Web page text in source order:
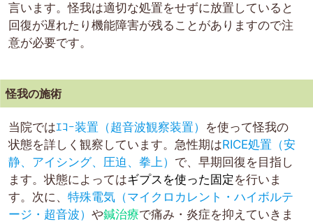
言います。怪我は適切な処置をせずに放置していると
回復が遅れたり機能障害が残ることがありますので注
意が必要です。
怪我の施術
当院ではｴｺｰ装置（超音波観察装置） を使って怪我の
状態を詳しく観察しています。急性期はRICE処置（安
静、アイシング、圧迫、拳上） で、早期回復を目指し
ます。状態によってはギプスを使った固定 を行いま
す。次に、 特殊電気（マイクロカレント・ハイボルテ
ージ・超音波） や鍼治療で痛み・炎症を抑えていきま